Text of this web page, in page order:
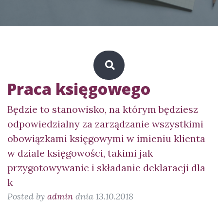
Praca księgowego
Będzie to stanowisko, na którym będziesz
odpowiedzialny za zarządzanie wszystkimi
obowiązkami księgowymi w imieniu klienta
w dziale księgowości, takimi jak
przygotowywanie i składanie deklaracji dla
k
Posted by admin dnia 13.10.2018